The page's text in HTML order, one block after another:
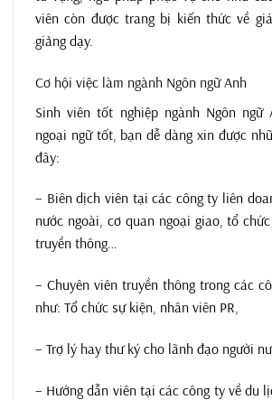
viên còn được trang bị kiến thức về
giảng dạy.
Cơ hội việc làm ngành Ngôn ngữ Anh
Sinh viên tốt nghiệp ngành Ngôn ngữ
ngoại ngữ tốt, bạn dễ dàng xin được
đây:
– Biên dịch viên tại các công ty liên
nước ngoài, cơ quan ngoại giao, tổ
truyền thông…
– Chuyên viên truyền thông trong các
như: Tổ chức sự kiện, nhân viên PR,
– Trợ lý hay thư ký cho lãnh đạo người
– Hướng dẫn viên tại các công ty về du